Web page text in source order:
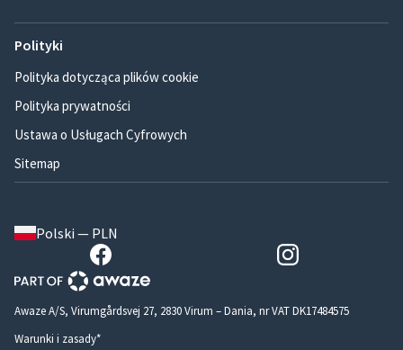
Polityki
Polityka dotycząca plików cookie
Polityka prywatności
Ustawa o Usługach Cyfrowych
Sitemap
Polski — PLN
Awaze A/S, Virumgårdsvej 27, 2830 Virum – Dania, nr VAT DK17484575
Warunki i zasady*